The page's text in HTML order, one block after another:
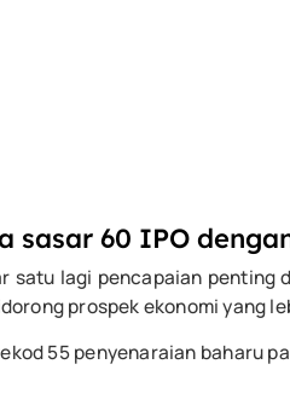
sasar 60 IPO
satu lagi pencapaian
prospek ekonomi yang
55 penyenaraian baharu